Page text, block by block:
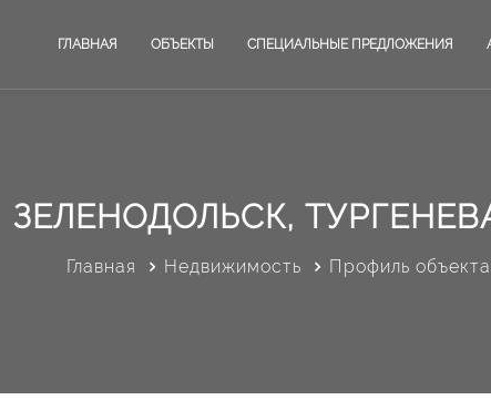
ГЛАВНАЯ ОБЪЕКТЫ СПЕЦИАЛЬНЫЕ ПРЕДЛОЖЕНИЯ
ЗЕЛЕНОДОЛЬСК,
Главная Недвижимость Профиль